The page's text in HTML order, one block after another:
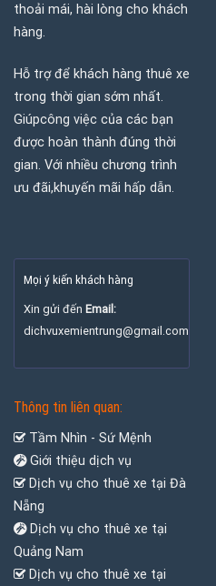
thoải mái, hài lòng cho khách
hàng.
Hỗ trợ để khách hàng thuê xe
trong thời gian sớm nhất.
Giúpcông việc của các bạn
được hoàn thành đúng thời
gian. Với nhiều chương trình
ưu đãi,khuyến mãi hấp dẫn.
Mọi ý kiến khách hàng
Xin gửi đến Email:
dichvuxemientrung@gmail.com
Thông tin liên quan:
Tầm Nhìn - Sứ Mệnh
Giới thiệu dịch vụ
Dịch vụ cho thuê xe tại Đà
Nẵng
Dịch vụ cho thuê xe tại
Quảng Nam
Dịch vụ cho thuê xe tại